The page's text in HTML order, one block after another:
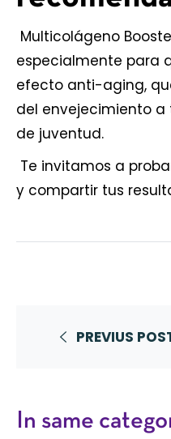
Multicolágeno
especialmente para
efecto anti-aging,
del envejecimiento
de juventud.
Te invitamos a
y compartir tus
PREVIUS
In same